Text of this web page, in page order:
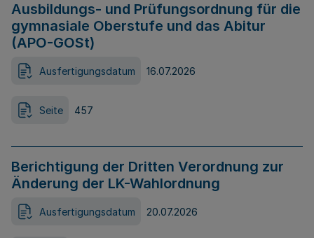
Ausbildungs- und Prüfungsordnung für die
gymnasiale Oberstufe und das Abitur
(APO-GOSt)
Ausfertigungsdatum 16.07.2026
Seite 457
Berichtigung der Dritten Verordnung zur
Änderung der LK-Wahlordnung
Ausfertigungsdatum 20.07.2026